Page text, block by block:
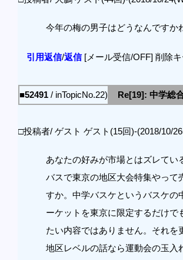
今年の梅の男子はどうなんですか
引用返信/返信[メール受信/OFF] 削除
■52491 / inTopicNo.22)
Re[19]: 中学総
□投稿者/ ゲスト ゲスト(15回)-(2018/10/
あなたの好みが市場とはズレてい
バスで東京の地区大会特集やって
すか。中学バスケというバスケの
ーケットを東京に限定するだけで
たい内容ではありません。それを
地区レベルの話なら運動会の玉入